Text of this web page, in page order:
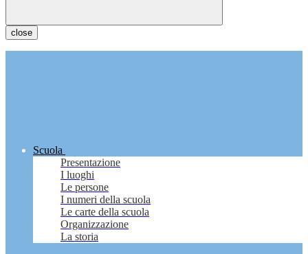
close
Scuola
Presentazione
I luoghi
Le persone
I numeri della scuola
Le carte della scuola
Organizzazione
La storia